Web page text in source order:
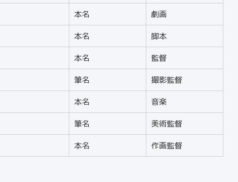
本名 劇画
本名 脚本
本名 監督
筆名 撮影監督
本名 音楽
筆名 美術監督
本名 作画監督